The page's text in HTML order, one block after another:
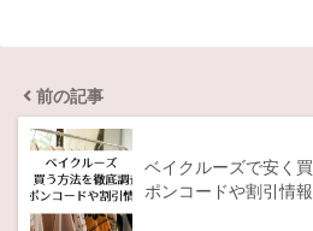
前の記事
ベイクルーズで安く
ポンコードや割引情